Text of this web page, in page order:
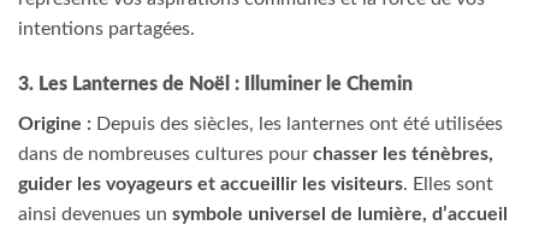
intentions partagées.
3. Les Lanternes de Noël : Illuminer le Chemin
Origine : Depuis des siècles, les lanternes ont été utilisées
dans de nombreuses cultures pour chasser les ténèbres,
guider les voyageurs et accueillir les visiteurs. Elles sont
ainsi devenues un symbole universel de lumière, d’accueil